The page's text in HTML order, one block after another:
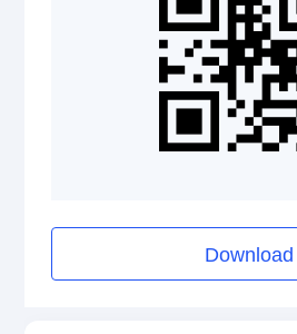
HIBC PDF417
HIBC QR Code
Pharmazentralnummer (PZN)
Download